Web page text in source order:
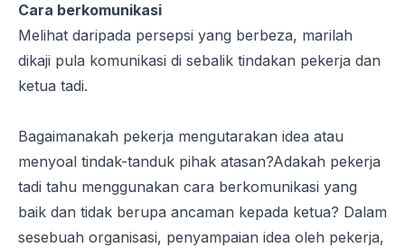
Cara berkomunikasi
Melihat daripada persepsi yang berbeza, marilah
dikaji pula komunikasi di sebalik tindakan pekerja dan
ketua tadi.
Bagaimanakah pekerja mengutarakan idea atau
menyoal tindak-tanduk pihak atasan?Adakah pekerja
tadi tahu menggunakan cara berkomunikasi yang
baik dan tidak berupa ancaman kepada ketua? Dalam
sesebuah organisasi, penyampaian idea oleh pekerja,